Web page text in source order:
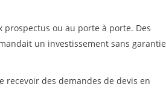
ou au porte à porte. Des
un investissement sans garantie
recevoir des demandes de devis en